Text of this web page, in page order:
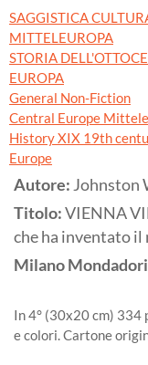
SAGGISTICA
MITTELEUROPA
STORIA
EUROPA
General Non-Fiction
Central Europe
History XIX 19th
Europe
Autore: Johnston
Titolo:VIENNA
che ha inventato
Milano
In 4° (30x20 cm) 334
e colori. Cartone